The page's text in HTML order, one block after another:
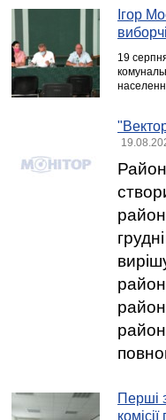
Ігор
19
Перші